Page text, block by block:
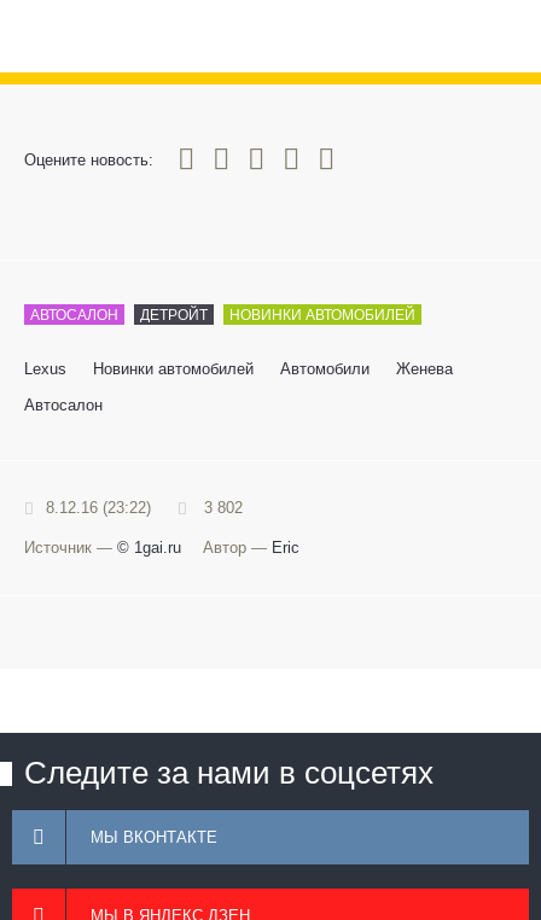
Оцените новость:
0
1 3 4 5
АВТОСАЛОН ДЕТРОЙТ НОВИНКИ АВТОМОБИЛЕЙ
Lexus Новинки автомобилей Автомобили
Женева
Автосалон
8.12.16 (23:22) 3 802
Источник — © 1gai.ru Автор — Eric
Следите за нами в соцсетях
МЫ ВКОНТАКТЕ
МЫ В ЯНДЕКС ДЗЕН